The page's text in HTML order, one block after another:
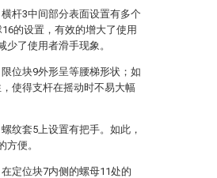
杆3中间部分表面设置有多个
的设置，有效的增大了使用
了使用者滑手现象。
位块9外形呈等腰梯形状；如
使得支杆在摇动时不易大幅
纹套5上设置有把手。如此，
方便。
定位块7内侧的螺母11处的